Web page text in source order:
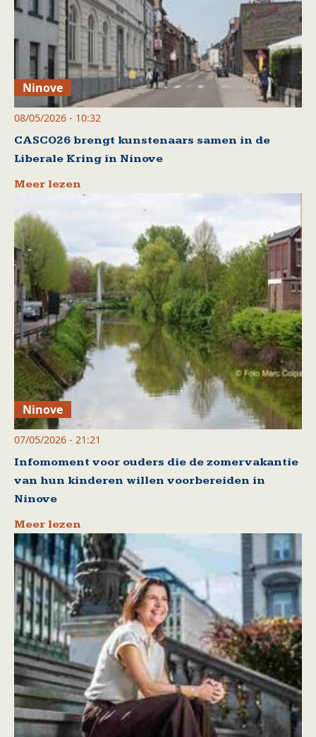
Ninove
08/05/2026 - 10:32
CASCO26 brengt kunstenaars samen in de
Liberale Kring in Ninove
Meer lezen
Ninove
07/05/2026 - 21:21
Infomoment voor ouders die de zomervakantie
van hun kinderen willen voorbereiden in
Ninove
Meer lezen